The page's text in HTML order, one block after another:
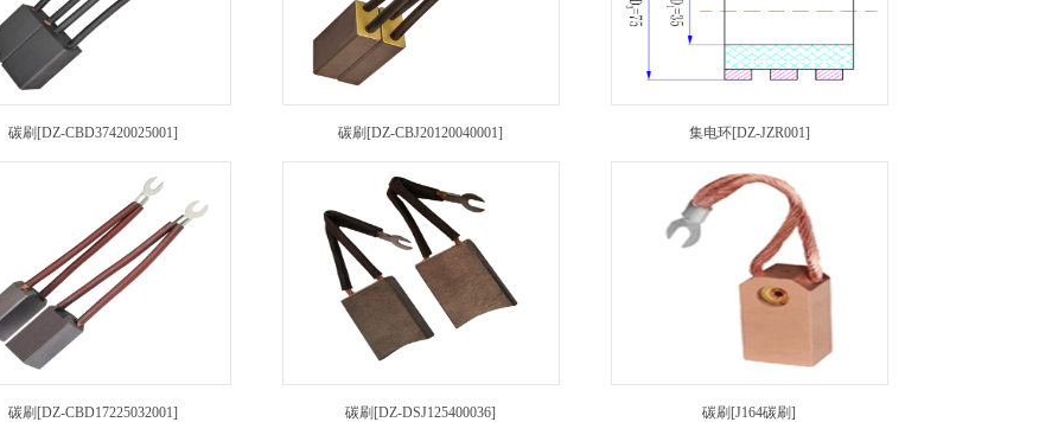
碳刷[DZ-CBD37420025001] 碳刷[DZ-CBJ20120040001] 集电环[DZ-JZR001]
碳刷[DZ-CBD17225032001] 碳刷[DZ-DSJ125400036] 碳刷[J164碳刷]